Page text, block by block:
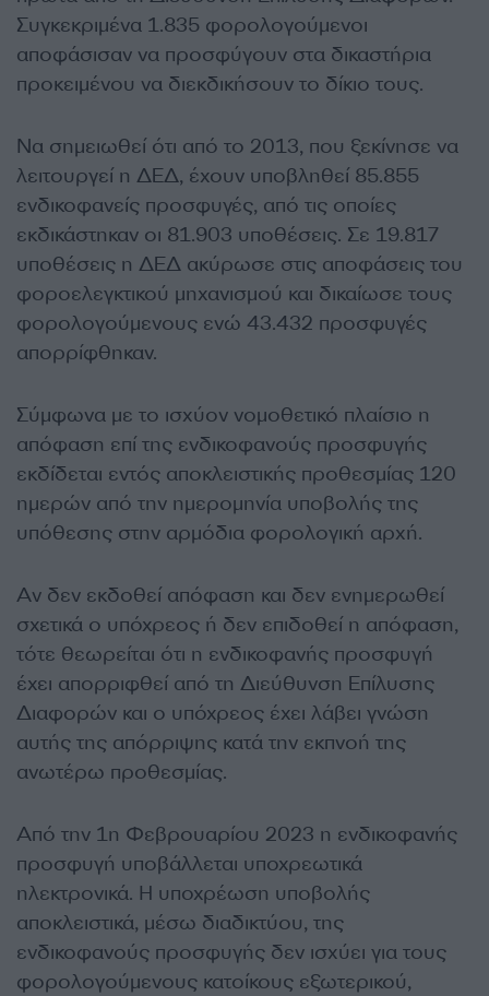
Συγκεκριμένα 1.835 φορολογούμενοι
αποφάσισαν να προσφύγουν στα δικαστήρια
προκειμένου να διεκδικήσουν το δίκιο τους.
Να σημειωθεί ότι από το 2013, που ξεκίνησε να
λειτουργεί η ΔΕΔ, έχουν υποβληθεί 85.855
ενδικοφανείς προσφυγές, από τις οποίες
εκδικάστηκαν οι 81.903 υποθέσεις. Σε 19.817
υποθέσεις η ΔΕΔ ακύρωσε στις αποφάσεις του
φοροελεγκτικού μηχανισμού και δικαίωσε τους
φορολογούμενους ενώ 43.432 προσφυγές
απορρίφθηκαν.
Σύμφωνα με το ισχύον νομοθετικό πλαίσιο η
απόφαση επί της ενδικοφανούς προσφυγής
εκδίδεται εντός αποκλειστικής προθεσμίας 120
ημερών από την ημερομηνία υποβολής της
υπόθεσης στην αρμόδια φορολογική αρχή.
Αν δεν εκδοθεί απόφαση και δεν ενημερωθεί
σχετικά ο υπόχρεος ή δεν επιδοθεί η απόφαση,
τότε θεωρείται ότι η ενδικοφανής προσφυγή
έχει απορριφθεί από τη Διεύθυνση Επίλυσης
Διαφορών και ο υπόχρεος έχει λάβει γνώση
αυτής της απόρριψης κατά την εκπνοή της
ανωτέρω προθεσμίας.
Από την 1η Φεβρουαρίου 2023 η ενδικοφανής
προσφυγή υποβάλλεται υποχρεωτικά
ηλεκτρονικά. Η υποχρέωση υποβολής
αποκλειστικά, μέσω διαδικτύου, της
ενδικοφανούς προσφυγής δεν ισχύει για τους
φορολογούμενους κατοίκους εξωτερικού,